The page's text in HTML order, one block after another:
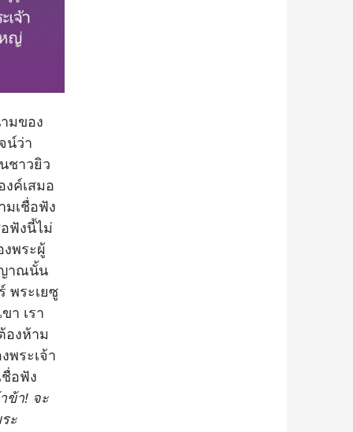
มของ
น์ว่า
ชาวยิว
ค์เสมอ
มเชื่อฟัง
ฟังนี้ไม่
พระผู้
ญาณนั้น
พระเยซู
า เรา
องห้าม
พระเจ้า
อฟัง
ข้า! จะ
ะ